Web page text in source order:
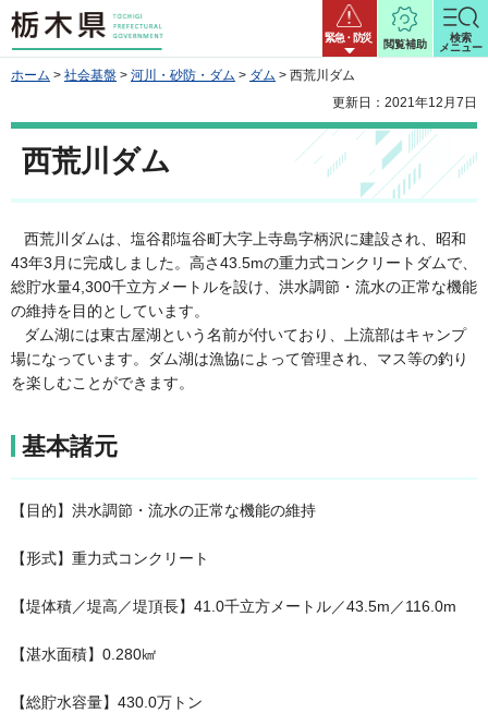
栃木県 緊急・防災
閲覧補助
検索
メニュー
ホーム > 社会基盤 > 河川・砂防・ダム > ダム > 西荒川ダム
更新日：2021年12月7日
西荒川ダム
西荒川ダムは、塩谷郡塩谷町大字上寺島字柄沢に建設され、昭和
43年3月に完成しました。高さ43.5mの重力式コンクリートダムで、
総貯水量4,300千立方メートルを設け、洪水調節・流水の正常な機能
の維持を目的としています。
ダム湖には東古屋湖という名前が付いており、上流部はキャンプ
場になっています。ダム湖は漁協によって管理され、マス等の釣り
を楽しむことができます。
基本諸元
【目的】洪水調節・流水の正常な機能の維持
【形式】重力式コンクリート
【堤体積／堤高／堤頂長】41.0千立方メートル／43.5m／116.0m
【湛水面積】0.280㎢
【総貯水容量】430.0万トン